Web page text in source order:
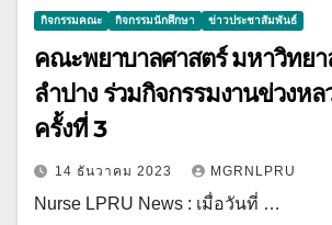
กิจกรรมคณะ กิจกรรมนักศึกษา ข่าวประชาสัมพันธ์
คณะพยาบาลศาสตร์ มหาวิทย
ลำปาง ร่วมกิจกรรมงานข่วงหล
ครั้งที่ 3
14 ธันวาคม 2023 MGRNLPRU
Nurse LPRU News : เมื่อวันที่ …